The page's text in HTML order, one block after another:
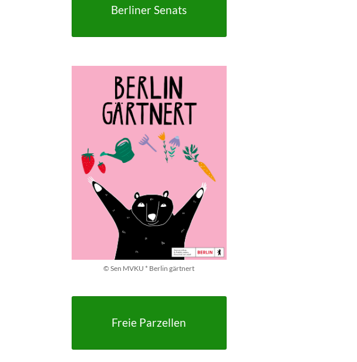
Berliner Senats
© Sen MVKU * Berlin gärtnert
Freie Parzellen